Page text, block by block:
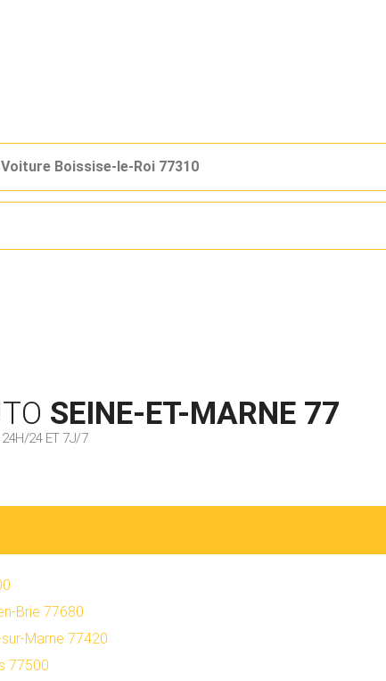
Boissise-le-Roi 77310
SEINE-ET-MARNE 77
24H/24 ET 7J/7
Brie 77680
Marne 77420
77500